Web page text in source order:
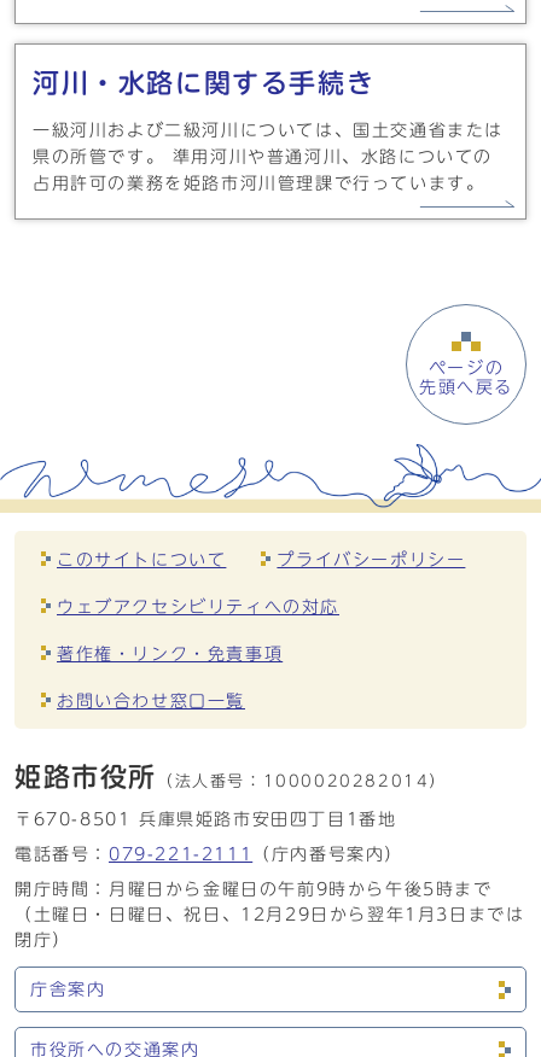
河川・水路に関する手続き
一級河川および二級河川については、国土交通省または
県の所管です。 準用河川や普通河川、水路についての
占用許可の業務を姫路市河川管理課で行っています。
ページの
先頭へ戻る
このサイトについて プライバシーポリシー
ウェブアクセシビリティへの対応
著作権・リンク・免責事項
お問い合わせ窓口一覧
姫路市役所 （法人番号： 1000020282014）
〒670-8501 兵庫県姫路市安田四丁目1番地
電話番号： 079-221-2111
（庁内番号案内）
開庁時間：月曜日から金曜日の午前9時から午後5時まで
（土曜日・日曜日、祝日、12月29日から翌年1月3日までは
閉庁）
庁舎案内
市役所への交通案内